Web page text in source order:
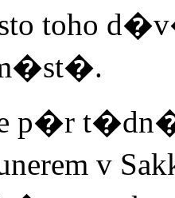
toho
p�r
v